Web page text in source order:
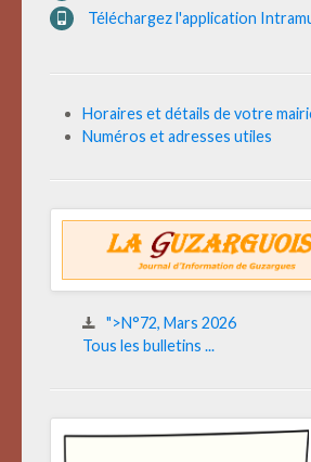
Téléchargez l'application
Horaires et détails de votre
Numéros et adresses utiles
">N°72, Mars 2026
Tous les bulletins ...